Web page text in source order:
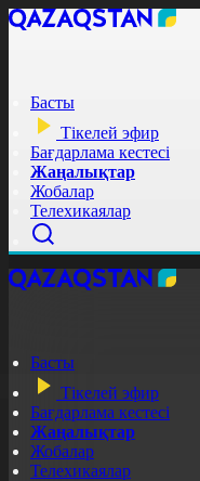
Басты
Тікелей эфир
Бағдарлама кестесі
Жаңалықтар
Жобалар
Телехикаялар
Басты
Тікелей эфир
Бағдарлама кестесі
Жаңалықтар
Жобалар
Телехикаялар